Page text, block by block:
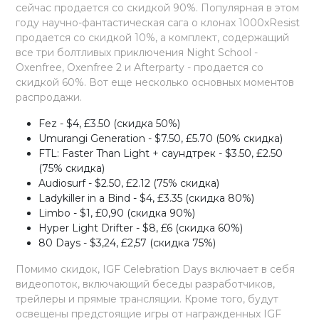
сейчас продается со скидкой 90%. Популярная в этом
году научно-фантастическая сага о клонах 1000xResist
продается со скидкой 10%, а комплект, содержащий
все три болтливых приключения Night School -
Oxenfree, Oxenfree 2 и Afterparty - продается со
скидкой 60%. Вот еще несколько основных моментов
распродажи.
Fez - $4, £3.50 (скидка 50%)
Umurangi Generation - $7.50, £5.70 (50% скидка)
FTL: Faster Than Light + саундтрек - $3.50, £2.50
(75% скидка)
Audiosurf - $2.50, £2.12 (75% скидка)
Ladykiller in a Bind - $4, £3.35 (скидка 80%)
Limbo - $1, £0,90 (скидка 90%)
Hyper Light Drifter - $8, £6 (скидка 60%)
80 Days - $3,24, £2,57 (скидка 75%)
Помимо скидок, IGF Celebration Days включает в себя
видеопоток, включающий беседы разработчиков,
трейлеры и прямые трансляции. Кроме того, будут
освещены предстоящие игры от награжденных IGF